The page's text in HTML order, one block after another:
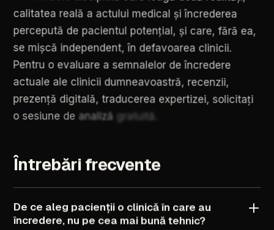
calitatea reală a actului medical și încrederea
percepută de pacientul potențial, și care, fără ea,
se mișcă independent, în defavoarea clinicii.
Pentru o evaluare a semnalelor de încredere
actuale ale clinicii dumneavoastră, recenzii,
prezență digitală, traducerea expertizei, solicitați
o sesiune de analiză gratuită.
Întrebări frecvente
De ce aleg pacienții o clinicăîn care au
încredere, nu pe cea mai bunătehnic?